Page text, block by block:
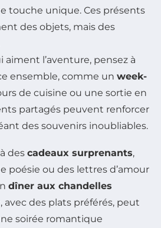
touche unique. Ces présents
des objets, mais des
aiment l’aventure, pensez à
ensemble, comme un week-
de cuisine ou une sortie en
partagés peuvent renforcer
des souvenirs inoubliables.
des cadeaux surprenants,
poésie ou des lettres d’amour
dîner aux chandelles
avec des plats préférés, peut
soirée romantique